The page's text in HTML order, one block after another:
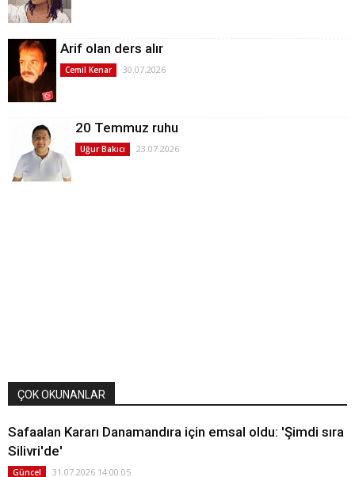
Arif olan ders alır
Cemil Kenar 30.07.2026
20 Temmuz ruhu
Uğur Bakıcı 23.07.2026
ÇOK OKUNANLAR
Safaalan Kararı Danamandıra için emsal oldu: 'Şimdi sıra
Silivri'de'
Güncel 31.07.2026 14:00:05